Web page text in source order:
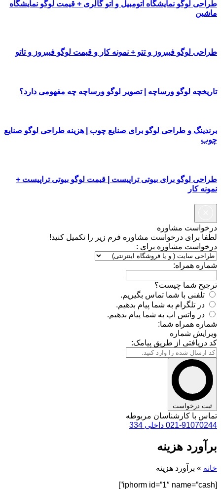
طراحی لوگو نمایشگاه اتومبیل و اتو گالری + قیمت لوگو نمایشگاه
ماشین
طراحی لوگو فیبروز و تتو + نمونه کار و قیمت لوگو فیبروز و تاتو
تاریخچه لوگو ورساچه | تصویر لوگو ورساچه چه مفهومی دارد؟
برندینگ و طراحی لوگو برای صنایع چوب | هزینه طراحی لوگو صنایع
چوب
طراحی لوگو برای بیوتی تراپیست | قیمت لوگو بیوتی تراپیست +
نمونه کار
درخواست مشاوره
لطفا برای درخواست مشاوره فرم زیر را تکمیل کنید!
درخواست مشاوره برای :
شماره همراه:
ترجیح شما چیست؟
تلفنی با شما تماس بگیریم.
در تلگرام به شما پیام بدهیم.
در واتس اپ به شما پیام بدهیم.
شماره همراه شما:
ویرایش شماره
کد دریافتی از طریق پیامک:
ثبت درخواست
تماس با کارشناسان مربوطه
021-91070244 داخلی 334
برآورد هزینه
خانه » برآورد هزینه
[iphorm id=”1″ name=”cash”]